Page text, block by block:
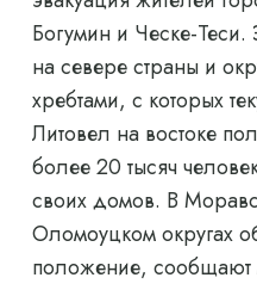
Богумин и Ческе-
на севере страны и
хребтами, с которых
Литовел на востоке
более 20 тысяч
своих домов. В
Оломоуцком округах
положение, сообщают